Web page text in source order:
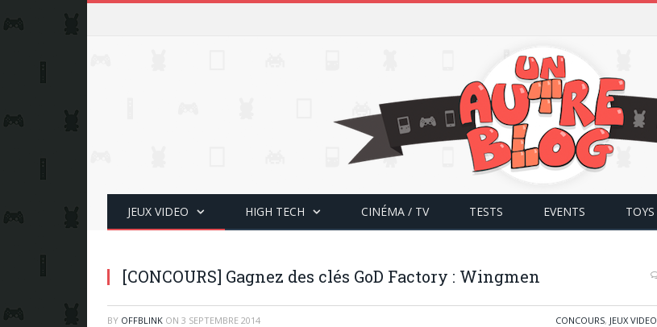
JEUX VIDEO HIGH TECH CINÉMA / TV TESTS EVENTS TOYS
[CONCOURS] Gagnez des clés GoD Factory : Wingmen
BY OFFBLINK ON 3 SEPTEMBRE 2014 CONCOURS, JEUX VIDEO